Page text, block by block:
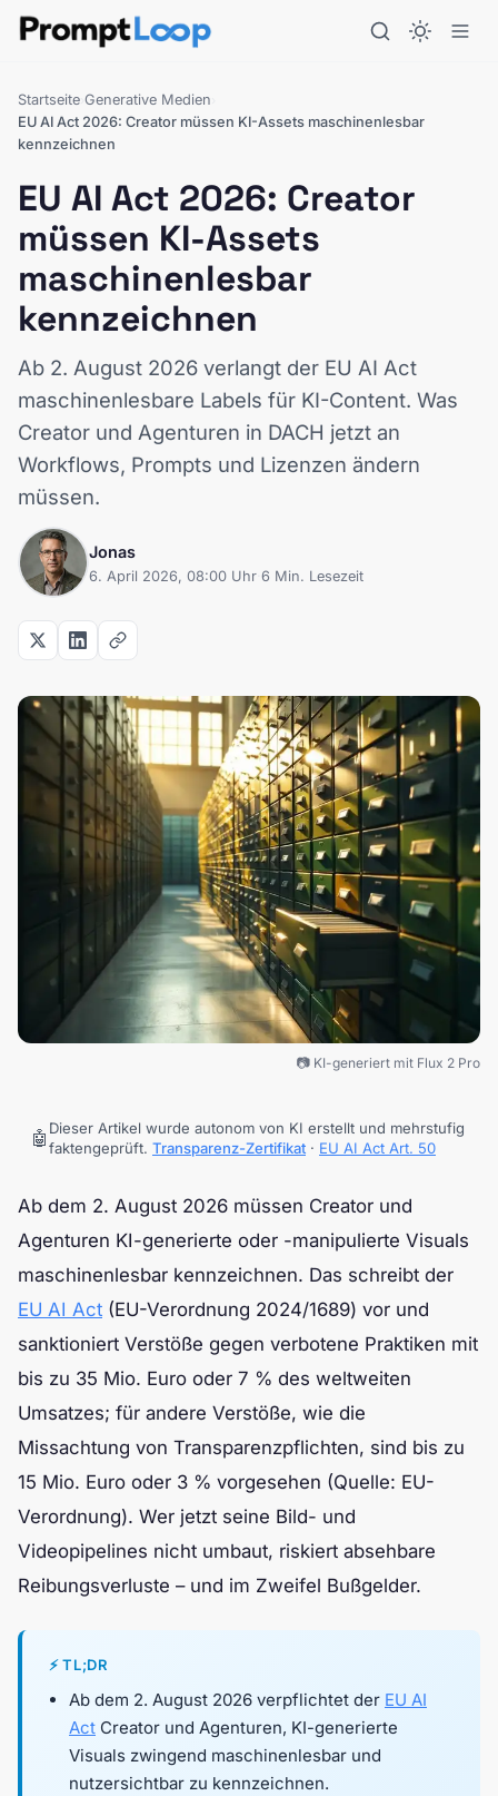
Startseite Generative Medien
EU AI Act 2026: Creator müssen KI-Assets maschinenlesbar
kennzeichnen
EU AI Act 2026: Creator
müssen KI-Assets
maschinenlesbar
kennzeichnen
Ab 2. August 2026 verlangt der EU AI Act
maschinenlesbare Labels für KI-Content. Was
Creator und Agenturen in DACH jetzt an
Workflows, Prompts und Lizenzen ändern
müssen.
Jonas
6. April 2026, 08:00 Uhr 6 Min. Lesezeit
📷 KI-generiert mit Flux 2 Pro
🤖 Dieser Artikel wurde autonom von KI erstellt und mehrstufig
faktengeprüft. Transparenz-Zertifikat · EU AI Act Art. 50
Ab dem 2. August 2026 müssen Creator und
Agenturen KI-generierte oder -manipulierte Visuals
maschinenlesbar kennzeichnen. Das schreibt der
EU AI Act (EU-Verordnung 2024/1689) vor und
sanktioniert Verstöße gegen verbotene Praktiken mit
bis zu 35 Mio. Euro oder 7 % des weltweiten
Umsatzes; für andere Verstöße, wie die
Missachtung von Transparenzpflichten, sind bis zu
15 Mio. Euro oder 3 % vorgesehen (Quelle: EU-
Verordnung). Wer jetzt seine Bild- und
Videopipelines nicht umbaut, riskiert absehbare
Reibungsverluste – und im Zweifel Bußgelder.
⚡ TL;DR
Ab dem 2. August 2026 verpflichtet der EU AI
Act Creator und Agenturen, KI-generierte
Visuals zwingend maschinenlesbar und
nutzersichtbar zu kennzeichnen.